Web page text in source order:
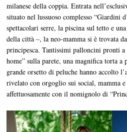
milanese della coppia. Entrata
situato nel lussuoso complesso “Giardini
spettacolari serre, la piscina sul tetto e
della città –, la neo-mamma si è trovata
principesca. Tantissimi palloncini pronti
home” sulla parete, una magnifica torta a
grande orsetto di peluche hanno accolto
rivelato con orgoglio sui social, mamma e
affettuosamente con il nomignolo di